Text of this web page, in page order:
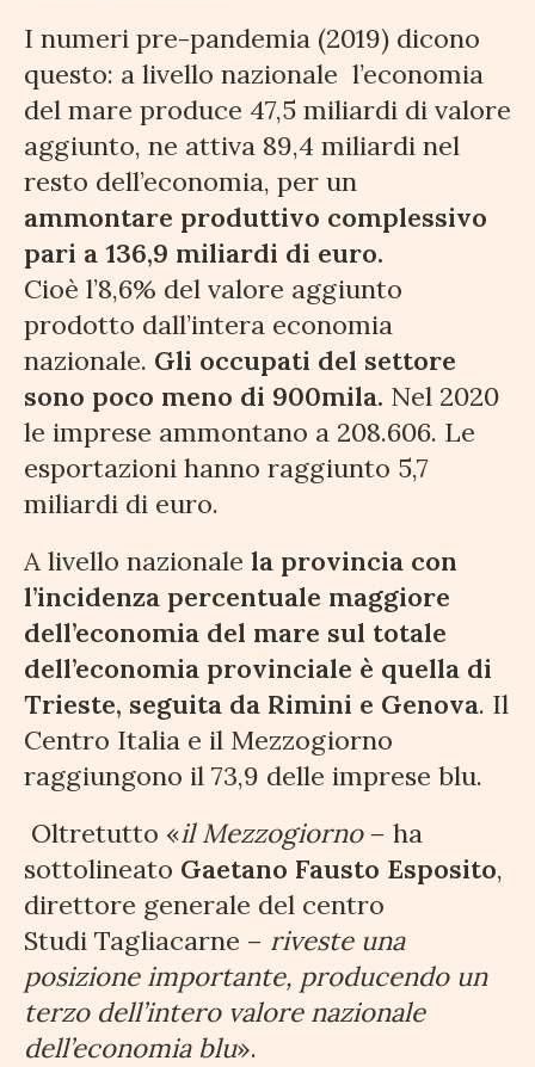
I numeri pre-pandemia (2019) dicono
questo: a livello nazionale l’economia
del mare produce 47,5 miliardi di valore
aggiunto, ne attiva 89,4 miliardi nel
resto dell’economia, per un
ammontare produttivo complessivo
pari a 136,9 miliardi di euro.
Cioè l’8,6% del valore aggiunto
prodotto dall’intera economia
nazionale. Gli occupati del settore
sono poco meno di 900mila. Nel 2020
le imprese ammontano a 208.606. Le
esportazioni hanno raggiunto 5,7
miliardi di euro.
A livello nazionale la provincia con
l’incidenza percentuale maggiore
dell’economia del mare sul totale
dell’economia provinciale è quella di
Trieste, seguita da Rimini e Genova. Il
Centro Italia e il Mezzogiorno
raggiungono il 73,9 delle imprese blu.
Oltretutto «il Mezzogiorno– ha
sottolineato Gaetano Fausto Esposito,
direttore generale del centro
Studi Tagliacarne – riveste una
posizione importante, producendo un
terzo dell’intero valore nazionale
dell’economia blu».